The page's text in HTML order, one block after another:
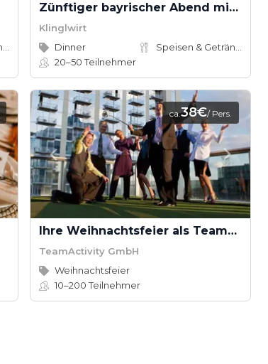
Zünftiger bayrischer Abend mit Bio-Schmankerl im Family Style
Klinglwirt
Dinner
20–50Teilnehmer
ca.38€/ Pers.
Ihre Weihnachtsfeier als Teamevent
TeamActivity GmbH
Weihnachtsfeier
10–200Teilnehmer